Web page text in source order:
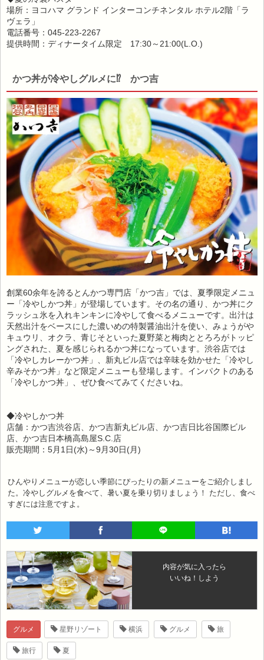
場所：ヨコハマ グランド インターコンチネンタル ホテル2階「ラ
ヴェラ」
電話番号：045-223-2267
提供時間：ディナータイム限定 17:30～21:00(L.O.)
かつ丼が冷やしグルメに⁉ かつ吉
創業60余年を誇るとんかつ専門店「かつ吉」では、夏季限定メニュ
ー「冷やしかつ丼」が登場しています。その名の通り、かつ丼にク
ラッシュ氷を入れキンキンに冷やして食べるメニューです。出汁は
天然出汁をベースにした濃いめの特製醤油出汁を使い、みょうがや
キュウリ、オクラ、青じそといった夏野菜と梅肉ととろろがトッピ
ングされた、夏を感じられるかつ丼になっています。渋谷店では
「冷やしカレーかつ丼」、新丸ビル店では辛味を効かせた「冷やし
辛みそかつ丼」など限定メニューも登場します。インパクトのある
「冷やしかつ丼」、ぜひ食べてみてくださいね。
◆冷やしかつ丼
店舗：かつ吉渋谷店、かつ吉新丸ビル店、かつ吉日比谷国際ビル
店、かつ吉日本橋高島屋S.C.店
販売期間：5月1日(水)～9月30日(月)
ひんやりメニューが恋しい季節にぴったりの新メニューをご紹介しまし
た。冷やしグルメを食べて、暑い夏を乗り切りましょう！ ただし、食べ
すぎには注意ですよ。
内容が気に入ったら
いいね！しよう
グルメ 星野リゾート 横浜 グルメ 旅
旅行 夏